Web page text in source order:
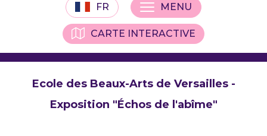
FR
CARTE INTERACTIVE
MENU
Ecole des Beaux-Arts de Versailles -
Exposition "Échos de l'abîme"